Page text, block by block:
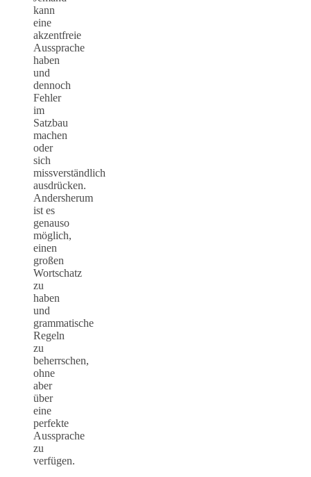
kann
eine
akzentfreie
Aussprache
haben
und
dennoch
Fehler
im
Satzbau
machen
oder
sich
missverständlich
ausdrücken.
Andersherum
ist es
genauso
möglich,
einen
großen
Wortschatz
zu
haben
und
grammatische
Regeln
zu
beherrschen,
ohne
aber
über
eine
perfekte
Aussprache
zu
verfügen.